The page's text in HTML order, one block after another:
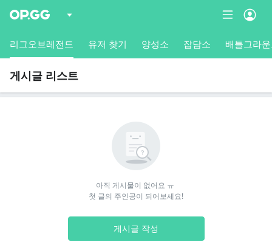
리그오브레전드 유저 찾기 양성소 잡담소 배틀그라
게시글 리스트
아직 게시물이 없어요 ㅠ
첫 글의 주인공이 되어보세요!
게시글 작성